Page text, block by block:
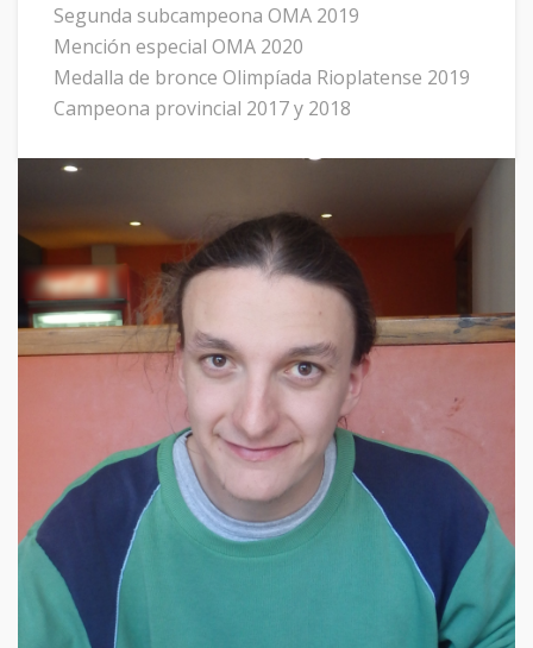
Segunda subcampeona OMA 2019
Mención especial OMA 2020
Medalla de bronce Olimpíada Rioplatense 2019
Campeona provincial 2017 y 2018